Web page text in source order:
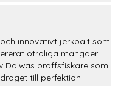
innovativt jerkbait som
otroliga mängder
proffsfiskare som
till perfektion.